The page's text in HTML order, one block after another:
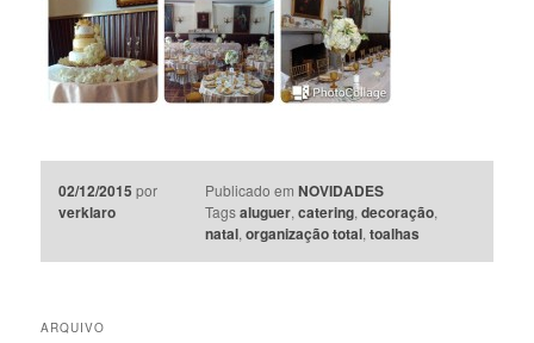
02/12/2015 por
verklaro
Publicado em NOVIDADES
Tags aluguer, catering, decoração,
natal, organização total, toalhas
ARQUIVO